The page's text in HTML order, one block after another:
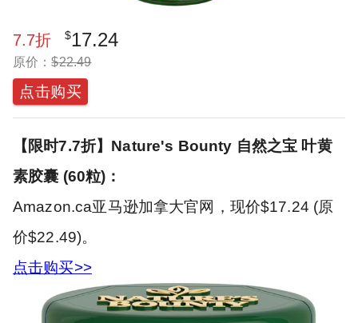
7.7折 $17.24
原价：$22.49
点击购买
【限时7.7折】Nature's Bounty 自然之宝 叶黄
素胶囊 (60粒)：
Amazon.ca亚马逊加拿大官网，现价$17.24 (原
价$22.49)。
点击购买>>